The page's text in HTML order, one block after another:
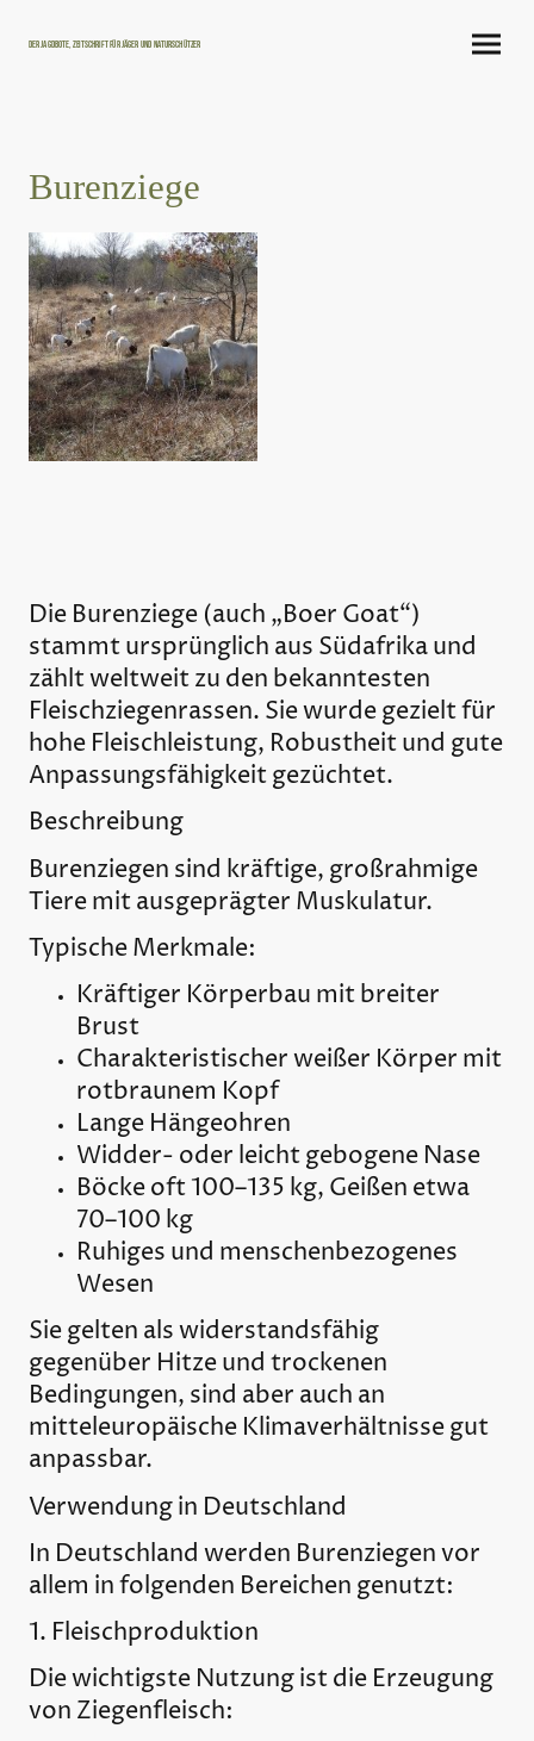
Der Jagdbote, Zeitschrift für Jäger und Naturschützer
Burenziege
Die Burenziege (auch „Boer Goat“)
stammt ursprünglich aus Südafrikaund
zählt weltweit zu den bekanntesten
Fleischziegenrassen. Sie wurde gezielt für
hohe Fleischleistung, Robustheit und gute
Anpassungsfähigkeit gezüchtet.
Beschreibung
Burenziegen sind kräftige, großrahmige
Tiere mit ausgeprägter Muskulatur.
Typische Merkmale:
Kräftiger Körperbau mit breiter
Brust
Charakteristischer weißer Körper mit
rotbraunem Kopf
Lange Hängeohren
Widder- oder leicht gebogene Nase
Böcke oft 100–135 kg, Geißen etwa
70–100 kg
Ruhiges und menschenbezogenes
Wesen
Sie gelten als widerstandsfähig
gegenüber Hitze und trockenen
Bedingungen, sind aber auch an
mitteleuropäische Klimaverhältnisse gut
anpassbar.
Verwendung in Deutschland
In Deutschland werden Burenziegen vor
allem in folgenden Bereichen genutzt:
1. Fleischproduktion
Die wichtigste Nutzung ist die Erzeugung
von Ziegenfleisch: